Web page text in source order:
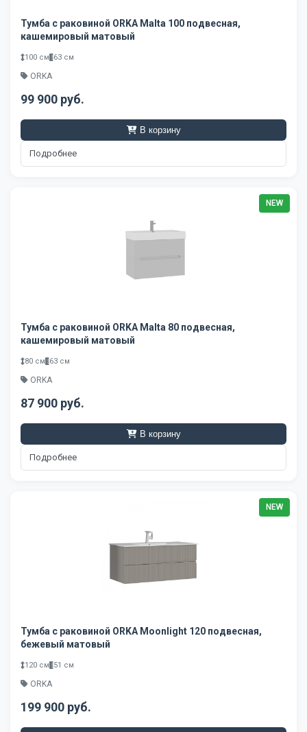
Тумба с раковиной ORKA Malta 100 подвесная,
кашемировый матовый
100 см 63 см
ORKA
99 900 руб.
В корзину
Подробнее
NEW
Тумба с раковиной ORKA Malta 80 подвесная,
кашемировый матовый
80 см 63 см
ORKA
87 900 руб.
В корзину
Подробнее
NEW
Тумба с раковиной ORKA Moonlight 120 подвесная,
бежевый матовый
120 см 51 см
ORKA
199 900 руб.